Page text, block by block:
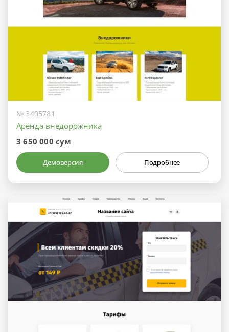
№ 3405781
Аренда внедорожника
3 650 000 сум
Демоверсия Подробнее